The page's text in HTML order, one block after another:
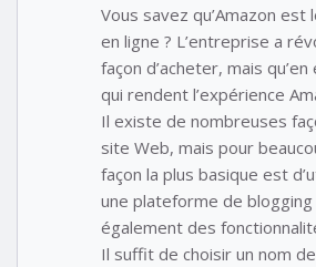
Vous savez qu’Amazon est
en ligne ? L’entreprise a
façon d’acheter, mais
qui rendent l’expérience
Il existe de nombreuses
site Web, mais pour
façon la plus basique est
une plateforme de
également des
Il suffit de choisir un nom